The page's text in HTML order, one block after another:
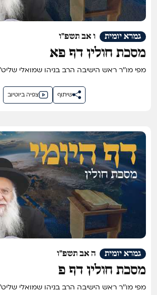
ו אב תשפ"ו גמרא יומית
מסכת חולין דף פא
מפי מו''ר ראש הישיבה הרב בניהו שמואלי שליט''א
צפיה ביוטיוב שיתוף
ה אב תשפ"ו גמרא יומית
מסכת חולין דף פ
מפי מו''ר ראש הישיבה הרב בניהו שמואלי שליט''א